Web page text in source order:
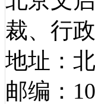
裁、行
地址：
邮编：